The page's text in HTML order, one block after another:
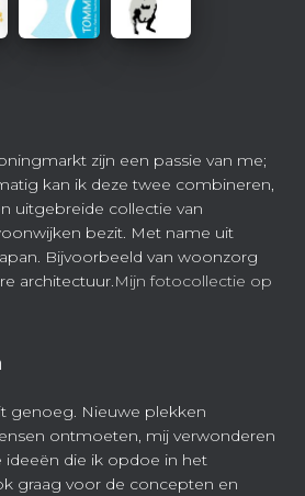
zijn een passie van me;
kan ik deze twee combineren,
uitgebreide collectie van
bezit. Met name uit
Bijvoorbeeld van woonzorg
architectuur.Mijn fotocollectie op
genoeg. Nieuwe plekken
ontmoeten, mij verwonderen
ideeën die ik opdoe in het
graag voor de concepten en